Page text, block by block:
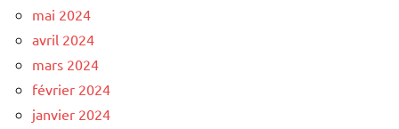
mai 2024
avril 2024
mars 2024
février 2024
janvier 2024